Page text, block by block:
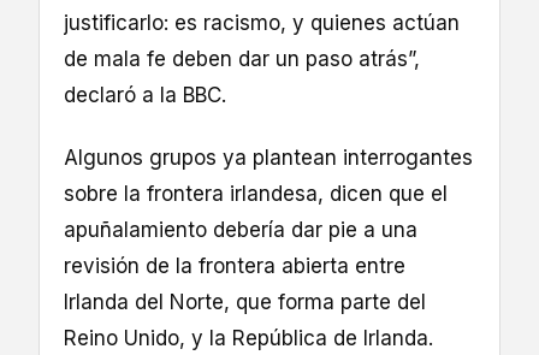
justificarlo: es racismo, y quienes actúan
de mala fe deben dar un paso atrás”,
declaró a la BBC.
Algunos grupos ya plantean interrogantes
sobre la frontera irlandesa, dicen que el
apuñalamiento debería dar pie a una
revisión de la frontera abierta entre
Irlanda del Norte, que forma parte del
Reino Unido, y la República de Irlanda.